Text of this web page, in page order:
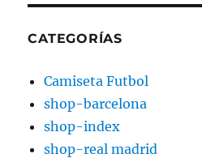
CATEGORÍAS
Camiseta Futbol
shop-barcelona
shop-index
shop-real madrid